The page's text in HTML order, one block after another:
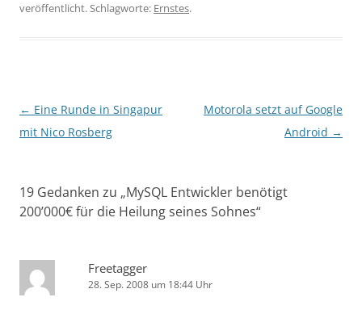
veröffentlicht. Schlagworte: Ernstes.
Beitragsnavigation
← Eine Runde in Singapur
mit Nico Rosberg
Motorola setzt auf Google
Android →
19 Gedanken zu „MySQL Entwickler benötigt
200’000€ für die Heilung seines Sohnes“
Freetagger
28. Sep. 2008 um 18:44 Uhr